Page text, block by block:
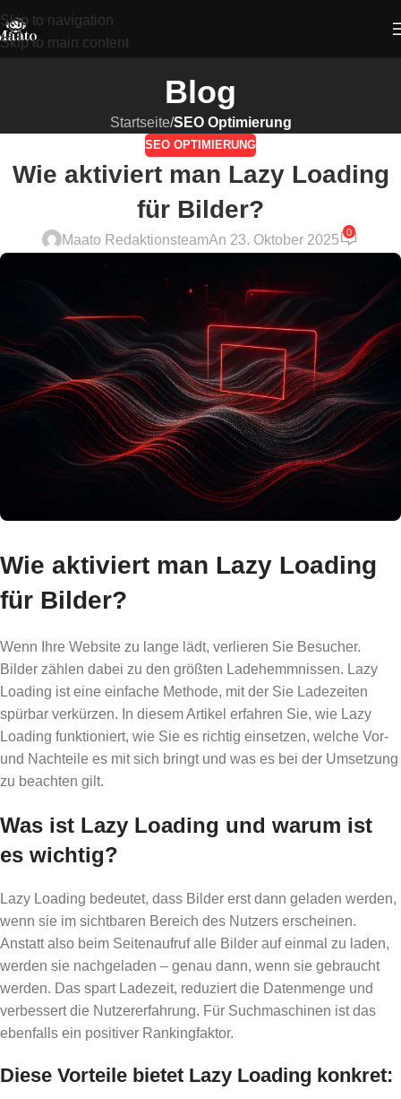
Skip to navigation
Skip to main content
Blog
Startseite/SEO Optimierung
SEO OPTIMIERUNG
Wie aktiviert man Lazy Loading
für Bilder?
Maato RedaktionsteamAn 23. Oktober 2025
0
Wie aktiviert man Lazy Loading
für Bilder?
Wenn Ihre Website zu lange lädt, verlieren Sie Besucher.
Bilder zählen dabei zu den größten Ladehemmnissen. Lazy
Loading ist eine einfache Methode, mit der Sie Ladezeiten
spürbar verkürzen. In diesem Artikel erfahren Sie, wie Lazy
Loading funktioniert, wie Sie es richtig einsetzen, welche Vor-
und Nachteile es mit sich bringt und was es bei der Umsetzung
zu beachten gilt.
Was ist Lazy Loading und warum ist
es wichtig?
Lazy Loading bedeutet, dass Bilder erst dann geladen werden,
wenn sie im sichtbaren Bereich des Nutzers erscheinen.
Anstatt also beim Seitenaufruf alle Bilder auf einmal zu laden,
werden sie nachgeladen – genau dann, wenn sie gebraucht
werden. Das spart Ladezeit, reduziert die Datenmenge und
verbessert die Nutzererfahrung. Für Suchmaschinen ist das
ebenfalls ein positiver Rankingfaktor.
Diese Vorteile bietet Lazy Loading konkret: